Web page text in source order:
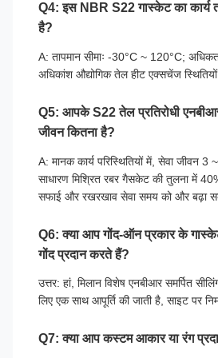
Q4: इस NBR S22 गास्केट का कार्य
है?
A: तापमान सीमाः -30°C ~ 120°C;
अधिकांश औद्योगिक तेल हीट एक्सचेंज
Q5: आपके S22 तेल प्रतिरोधी
जीवन कितना है?
A: मानक कार्य परिस्थितियों में, सेवा जीवन 3
साधारण मिश्रित रबर गैसकेट की तुलना में
सफाई और रखरखाव सेवा समय को और बढ़ा
Q6: क्या आप गोंद-ऑन प्रकार के
गोंद प्रदान करते हैं?
उत्तर: हां, मिलान विशेष एनबीआर समर्पित
लिए एक साथ आपूर्ति की जाती है, साइट पर
Q7: क्या आप कस्टम आकार या रंग